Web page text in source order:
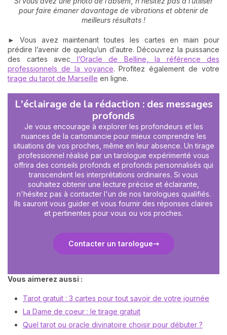
pour faire émaner davantage de vibrations et obtenir de
meilleurs résultats !
► Vous avez maintenant toutes les cartes en main pour
prédire l’avenir de quelqu’un d’autre. Découvrez la puissance
des cartes avec l’Oracle de Belline, la référence des
professionnels de la voyance. Profitez également de votre
tirage du tarot de Marseille en ligne.
L'éclairage de la rédaction : des messages
profonds
Je vous encourage à explorer les profondeurs et les
nuances de la cartomancie pour mieux comprendre les
situations de vos proches, même en leur absence. Un tirage
professionnel réalisé par un tarologue expérimenté vous
offrira des conseils profonds et profonds personnalisés qui
transcendent les interprétations ordinaires. Si vous
souhaitez obtenir une lecture précise et éclairante,
n'hésitez pas à contacter l'un de nos tarologues qualifiés.
Ils sauront vous guider et vous fournir des réponses claires
et pertinentes pour vous ou vos proches.
Contacter un tarologue
Vous aimerez aussi :
Tarot gratuit : 3 cartes pour tout savoir de votre journée
La Dame de coeur : le tirage gratuit
Quel tarot ou oracle divinatoire choisir pour débuter ?